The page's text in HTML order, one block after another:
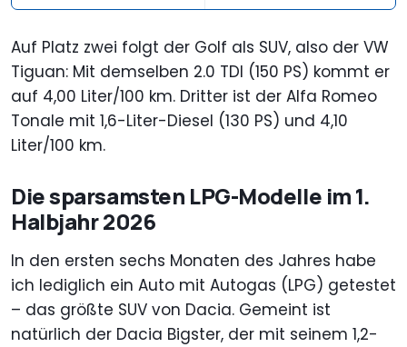
Auf Platz zwei folgt der Golf als SUV, also der VW
Tiguan: Mit demselben 2.0 TDI (150 PS) kommt er
auf 4,00 Liter/100 km. Dritter ist der Alfa Romeo
Tonale mit 1,6-Liter-Diesel (130 PS) und 4,10
Liter/100 km.
Die sparsamsten LPG-Modelle im 1.
Halbjahr 2026
In den ersten sechs Monaten des Jahres habe
ich lediglich ein Auto mit Autogas (LPG) getestet
– das größte SUV von Dacia. Gemeint ist
natürlich der Dacia Bigster, der mit seinem 1,2-